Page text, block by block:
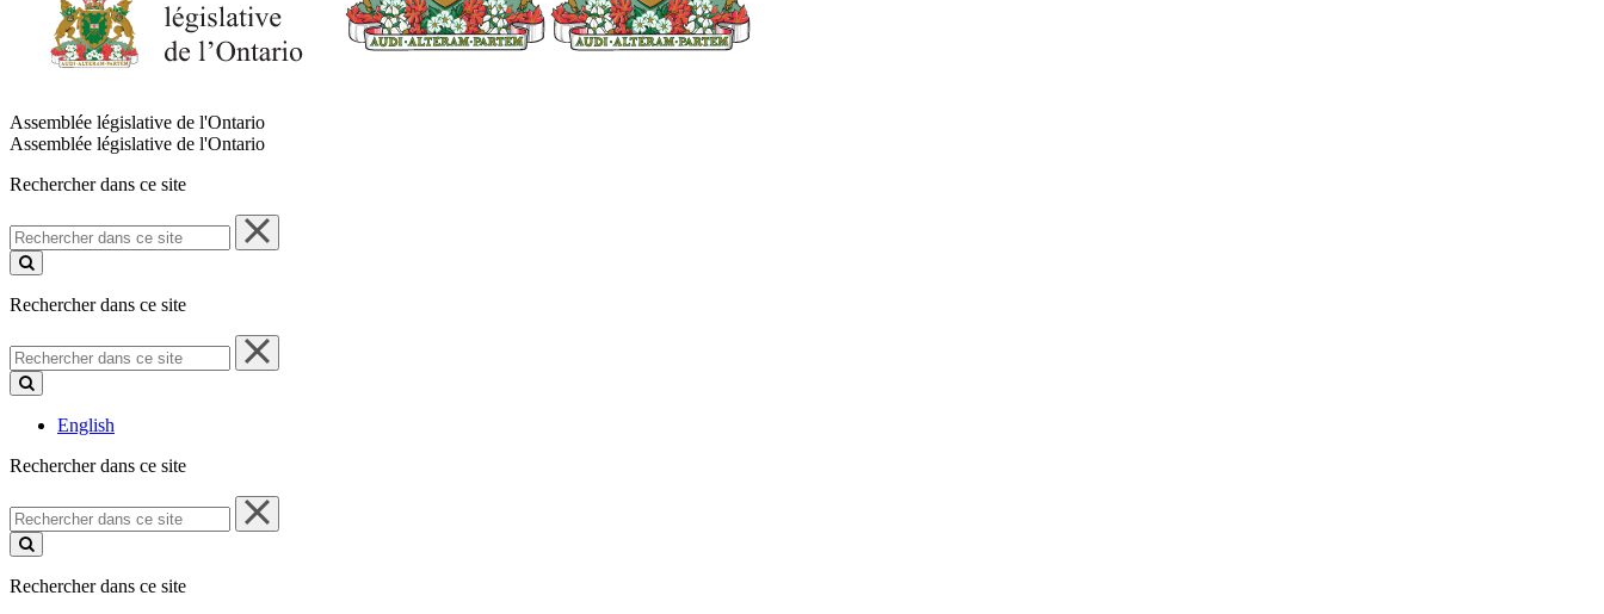
Assemblée législative de l'Ontario
Assemblée législative de l'Ontario
Rechercher dans ce site
Rechercher
dans
ce
Rechercher dans ce site
Rechercher
dans
ce
English
Rechercher dans ce site
Rechercher
dans
ce
Rechercher dans ce site